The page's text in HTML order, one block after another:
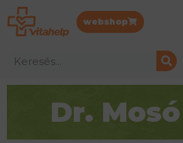
webshop
Dr.